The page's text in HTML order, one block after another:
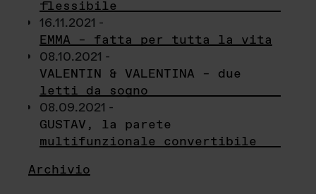
flessibile
16.11.2021 -
EMMA – fatta per tutta la vita
08.10.2021 -
VALENTIN & VALENTINA – due
letti da sogno
08.09.2021 -
GUSTAV, la parete
multifunzionale convertibile
Archivio